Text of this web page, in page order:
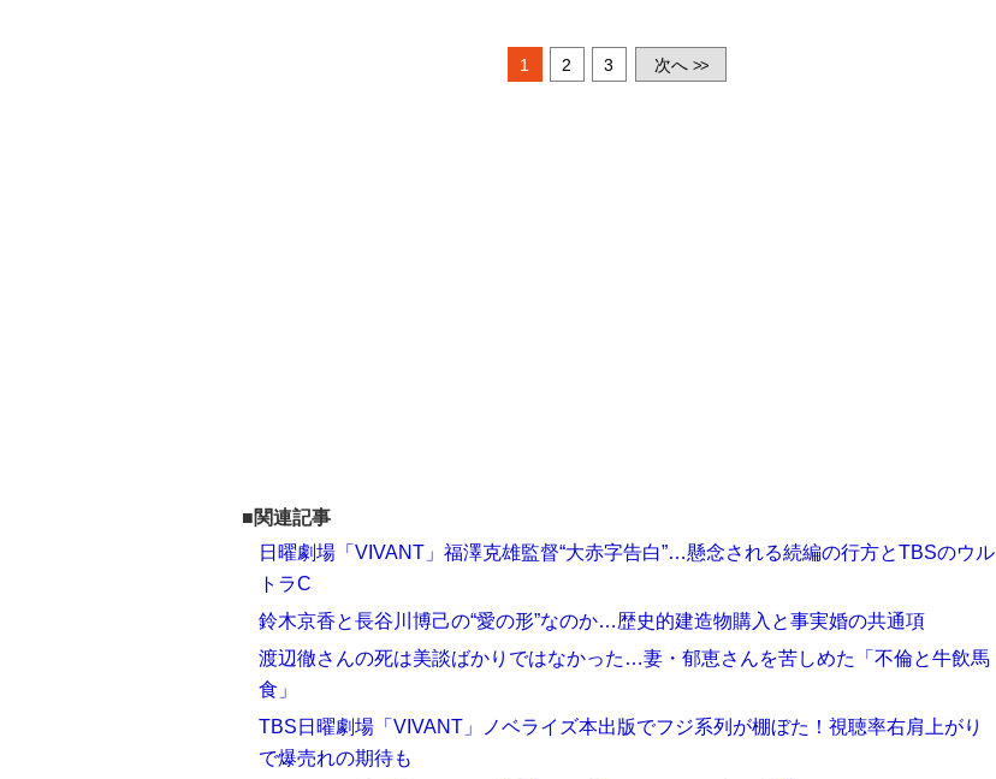
1 2 3 次へ >>
■関連記事
日曜劇場「VIVANT」福澤克雄監督“大赤字告白”…懸念される続編の行方とTBSのウル
トラC
鈴木京香と長谷川博己の“愛の形”なのか…歴史的建造物購入と事実婚の共通項
渡辺徹さんの死は美談ばかりではなかった…妻・郁恵さんを苦しめた「不倫と牛飲馬
食」
TBS日曜劇場「VIVANT」ノベライズ本出版でフジ系列が棚ぼた！視聴率右肩上がり
で爆売れの期待も